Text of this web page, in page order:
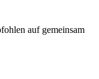
auf gemeinsam